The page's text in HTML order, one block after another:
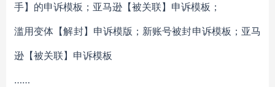
手】的申诉模板；亚马逊【被关联】申诉模板；
滥用变体【解封】申诉模版；新账号被封申诉模板；亚马
逊【被关联】申诉模板
……